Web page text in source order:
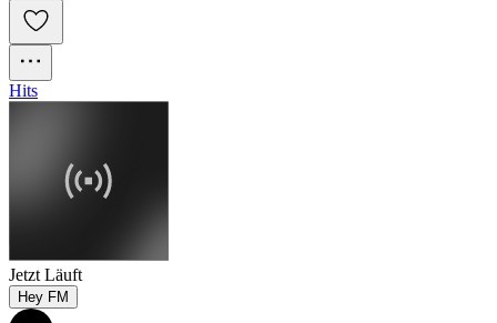
Hits
Jetzt Läuft
Hey FM